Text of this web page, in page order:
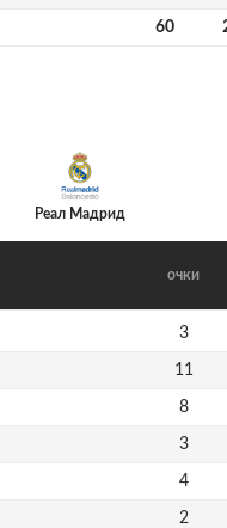
60
Реал Мадрид
очки
3
11
8
3
4
2